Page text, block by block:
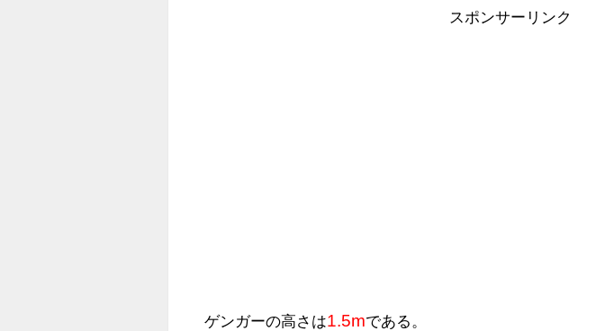
スポンサーリンク
ゲンガーの高さは1.5mである。